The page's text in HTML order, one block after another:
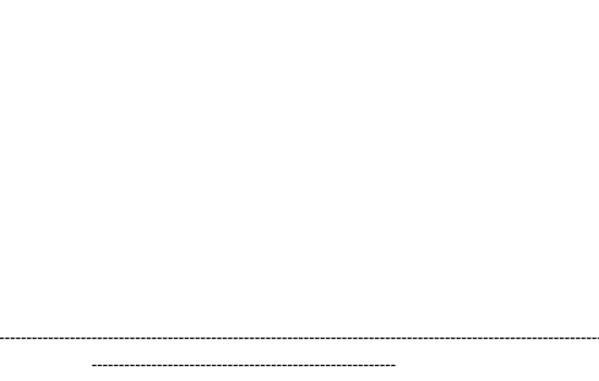
--------------------------------------------------------